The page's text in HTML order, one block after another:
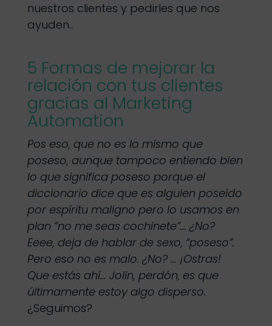
nuestros clientes y pedirles que nos
ayuden..
5 Formas de mejorar la
relación con tus clientes
gracias al Marketing
Automation
Pos eso, que no es lo mismo que
poseso, aunque tampoco entiendo bien
lo que significa poseso porque el
diccionario dice que es alguien poseído
por espíritu maligno pero lo usamos en
plan “no me seas cochinete”… ¿No?
Eeee, deja de hablar de sexo, “poseso”.
Pero eso no es malo. ¿No? … ¡Ostras!
Que estás ahí… Jolin, perdón, es que
últimamente estoy algo disperso.
¿Seguimos?